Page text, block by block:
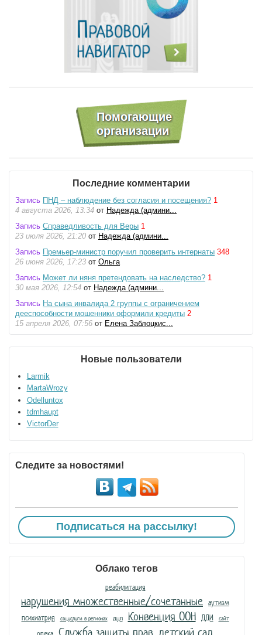
Последние комментарии
Запись ПНД – наблюдение без согласия и посещения? 1
4 августа 2026, 13:34 от Надежда (админи...
Запись Справедливость для Веры 1
23 июля 2026, 21:20 от Надежда (админи...
Запись Премьер-министр поручил проверить интернаты 348
26 июня 2026, 17:23 от Ольга
Запись Может ли няня претендовать на наследство? 1
30 мая 2026, 12:54 от Надежда (админи...
Запись На сына инвалида 2 группы с ограничением
дееспособности мошенники оформили кредиты 2
15 апреля 2026, 07:56 от Елена Заблоцкис...
Новые пользователи
Larmik
MartaWrozy
Odelluntox
tdmhaupt
VictorDer
Следите за новостями!
Подписаться на рассылку!
Облако тегов
реабилитация
нарушения множественные/сочетанные аутизм
психиатрия
соцуслуги в регионах дцп Конвенция ООН ДДИ сайт